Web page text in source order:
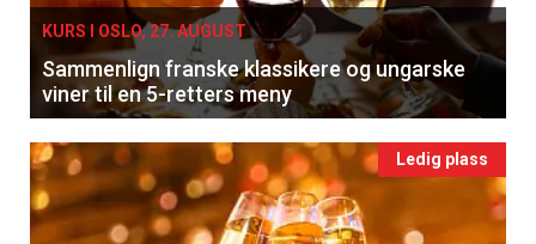
KURS I OSLO, 27. AUGUST
Sammenlign franske klassikere og ungarske
viner til en 5-retters meny
Ledig plass